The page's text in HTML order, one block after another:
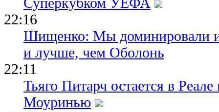
22:16
Шищенко: Мы доминировали
и лучше, чем Оболонь
22:11
Тьяго Питарч остается в
Моуринью